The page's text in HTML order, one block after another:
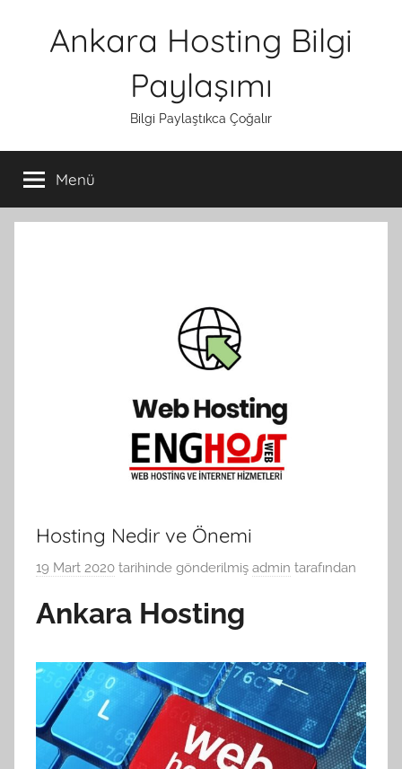
Ankara Hosting Bilgi
Paylaşımı
Bilgi Paylaştıkca Çoğalır
Menü
Hosting Nedir ve Önemi
19 Mart 2020 tarihinde gönderilmiş admin tarafından
Ankara Hosting